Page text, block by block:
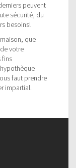
peuvent
sécurité, du
besoins!
que
votre
fins
faut prendre
impartial.